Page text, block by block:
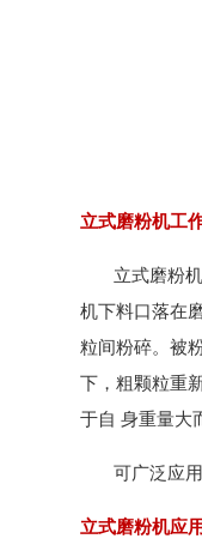
立式磨粉机工
立式磨粉机
机下料口落在
粒间粉碎。被
下，粗颗粒重
于自 身重量大
可广泛应用
立式磨粉机应